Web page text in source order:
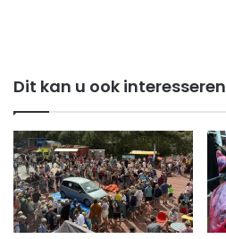
Dit kan u ook interesseren